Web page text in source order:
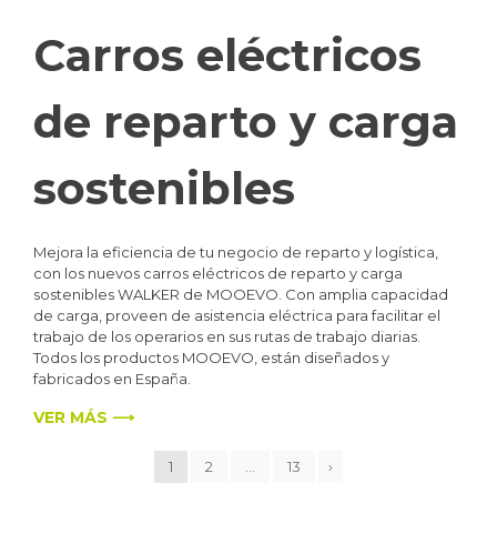
Carros eléctricos
de reparto y carga
sostenibles
Mejora la eficiencia de tu negocio de reparto y logística,
con los nuevos carros eléctricos de reparto y carga
sostenibles WALKER de MOOEVO. Con amplia capacidad
de carga, proveen de asistencia eléctrica para facilitar el
trabajo de los operarios en sus rutas de trabajo diarias.
Todos los productos MOOEVO, están diseñados y
fabricados en España.
VER MÁS ⟶
1 2 13 ›